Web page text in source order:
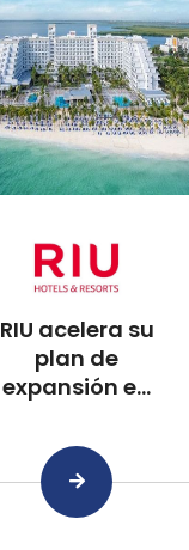
RIU acelera su
plan de
expansión e...